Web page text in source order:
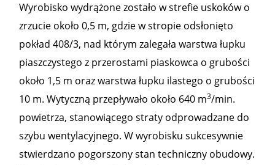
Wyrobisko wydrążone zostało w strefie uskoków o
zrzucie około 0,5 m, gdzie w stropie odsłonięto
pokład 408/3, nad którym zalegała warstwa łupku
piaszczystego z przerostami piaskowca o grubości
około 1,5 m oraz warstwa łupku ilastego o grubości
10 m. Wytyczną przepływało około 640 m3/min.
powietrza, stanowiącego straty odprowadzane do
szybu wentylacyjnego. W wyrobisku sukcesywnie
stwierdzano pogorszony stan techniczny obudowy.